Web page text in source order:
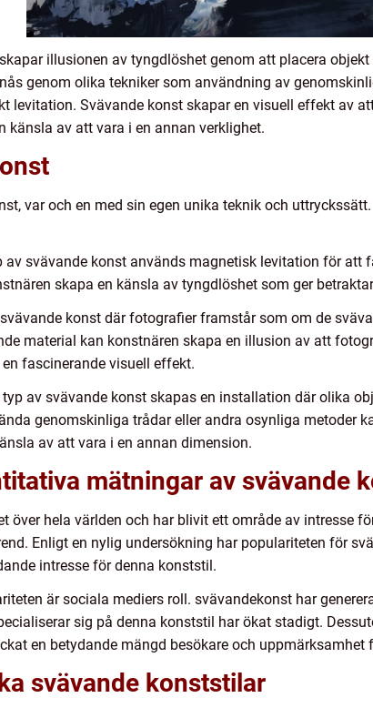
illusionen av tyngdlöshet genom att placera
genom olika tekniker som användning av
levitation. Svävande konst skapar en visuell effekt av
känsla av att vara i en annan verklighet.
var och en med sin egen unika teknik och
av svävande konst används magnetisk levitation för
skapa en känsla av tyngdlöshet som ger
konst där fotografier framstår som om de
material kan konstnären skapa en illusion av att
fascinerande visuell effekt.
av svävande konst skapas en installation där olika
genomskinliga trådar eller andra osynliga metoder
av att vara i en annan dimension.
mätningar av svävande
över hela världen och har blivit ett område av intresse
Enligt en nylig undersökning har populariteten för
intresse för denna konststil.
är sociala mediers roll. svävandekonst har
sig på denna konststil har ökat stadigt.
en betydande mängd besökare och uppmärksamhet
svävande konststilar